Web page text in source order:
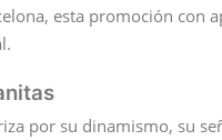
esta promoción con
por su dinamismo, su